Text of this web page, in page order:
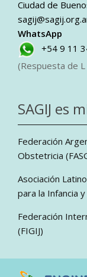
Ciudad de
WhatsApp
+54 9 11
(Respuesta de
SAGIJ es
Federación
Obstetricia
Asociación
para la Infancia
Federación
(FIGIJ)